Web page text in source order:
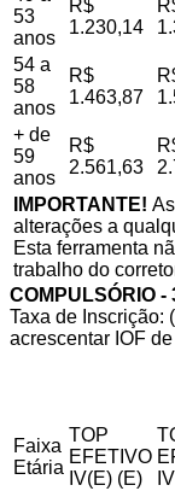
53
anos
R$
1.230,14
54 a
58
anos
R$
1.463,87
+ de
59
anos
R$
2.561,63
IMPORTANTE!
alterações a
Esta ferramenta
trabalho do
COMPULSÓRIO -
Taxa de Inscrição:
acrescentar IOF
Faixa
Etária
TOP
EFETIVO
IV(E) (E)